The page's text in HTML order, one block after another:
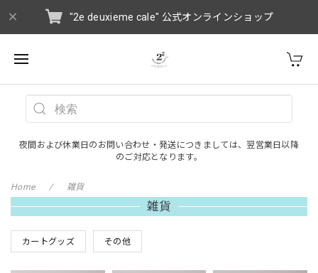
"2e deuxieme cale" 公式オンラインショップ
夜間および休業日のお問い合わせ・発送につきましては、翌営業日以降
のご対応となります。
Home 雑貨
雑貨
カートグッズ その他